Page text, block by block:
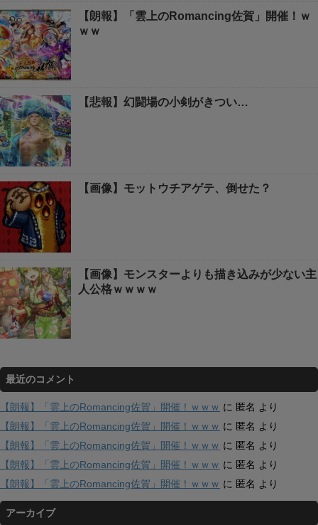
【朗報】「雲上のRomancing佐賀」開催！ｗ
ｗｗ
【悲報】幻闘場の小剣がきつい…
【画像】モットウチアゲテ、倒せた？
【画像】モンスターよりも描き込みが少ない主
人公格ｗｗｗｗ
最近のコメント
【朗報】「雲上のRomancing佐賀」開催！ｗｗｗ に 匿名 より
【朗報】「雲上のRomancing佐賀」開催！ｗｗｗ に 匿名 より
【朗報】「雲上のRomancing佐賀」開催！ｗｗｗ に 匿名 より
【朗報】「雲上のRomancing佐賀」開催！ｗｗｗ に 匿名 より
【朗報】「雲上のRomancing佐賀」開催！ｗｗｗ に 匿名 より
アーカイブ